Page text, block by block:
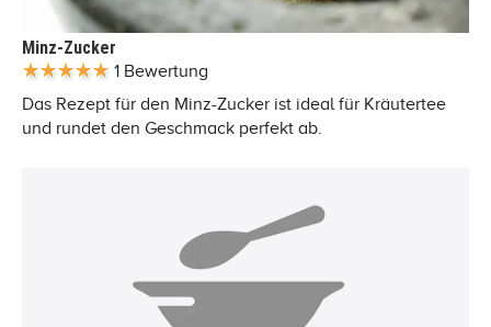
Minz-Zucker
1 Bewertung
Das Rezept für den Minz-Zucker ist ideal für Kräutertee
und rundet den Geschmack perfekt ab.